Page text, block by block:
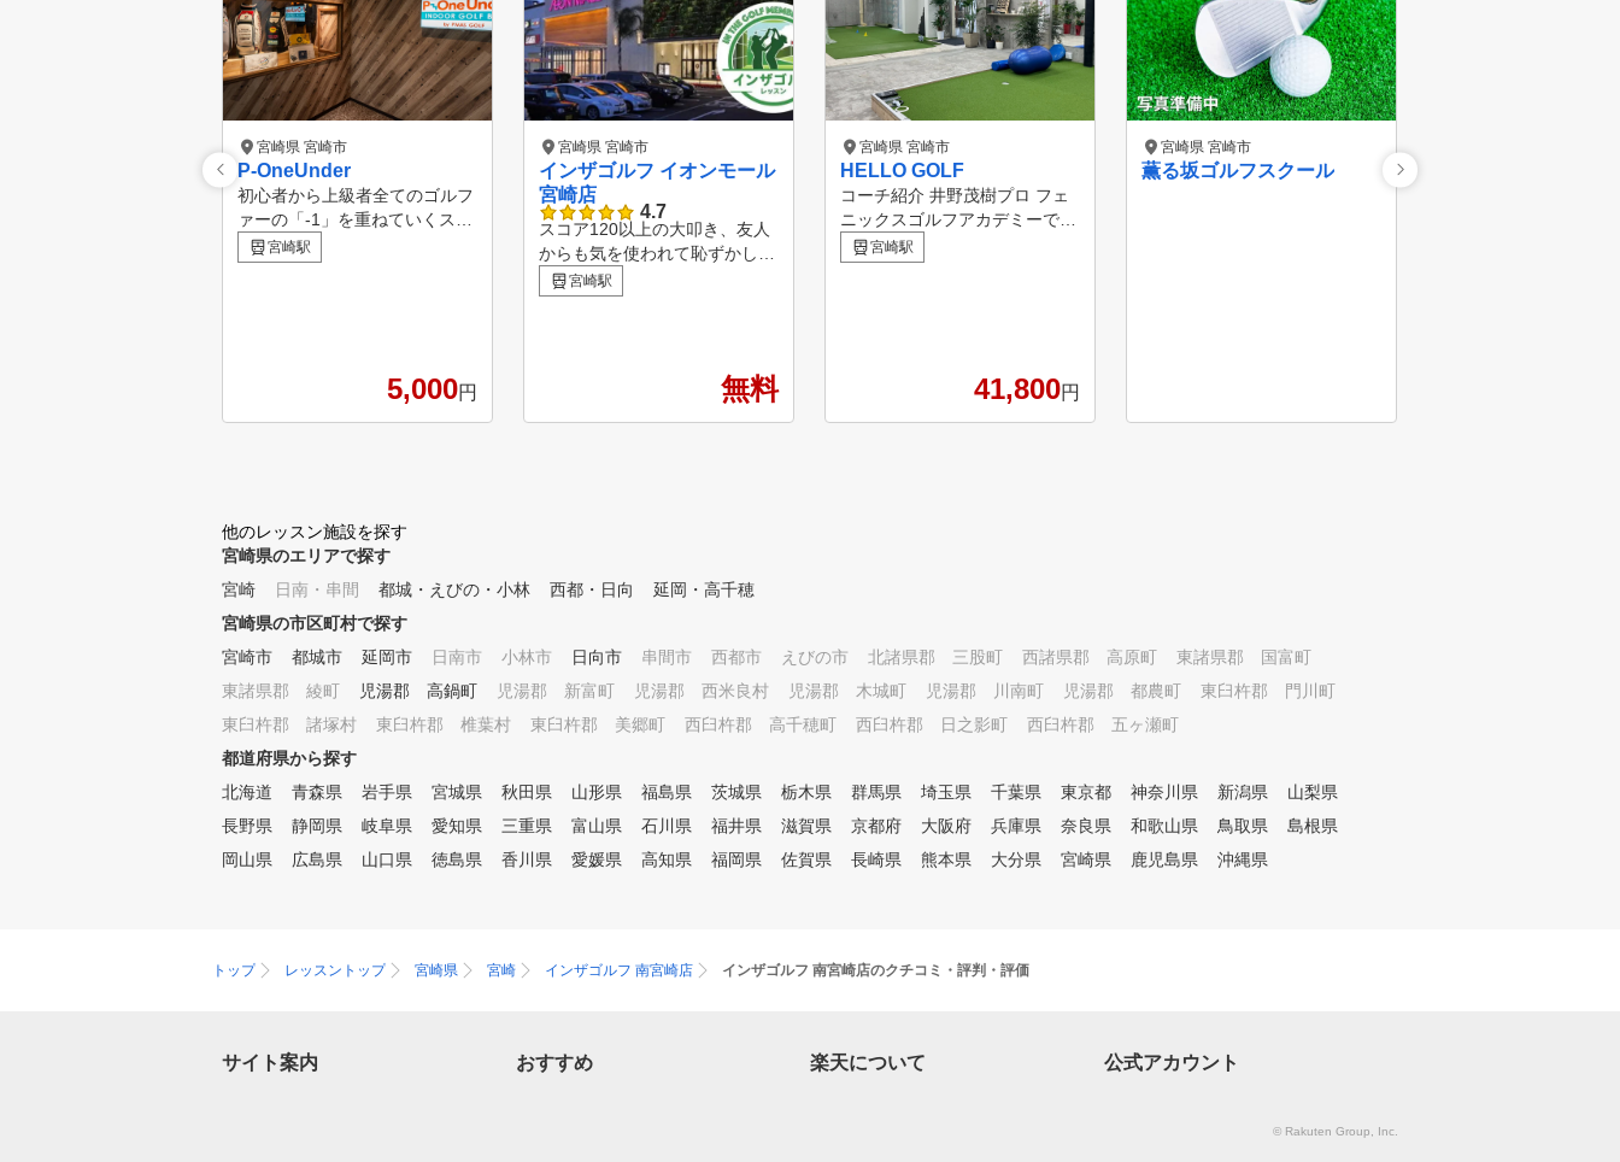
宮崎県 宮崎市
P-OneUnder
初心者から上級者全てのゴルフ
ァーの「-1」を重ねていくスコ
ア UPを目標に、充実した練習
時間を過ごしていただきたいと
ちろん、プロゴルファーからプ
崎を愛しすぎたゴルファーが増
えることを願っております。
◆FEATURE◆ ☆正確な弾道測
定 高性能マシンにより、イン
パクト時のボールの方向やスピ
ン量、飛距離まで正確に全て数
とで、短期間でのスコアアップ
の可能性をアシストします。
☆スイング分析 ご自身のスイ
ングをフォームカメラで自動録
画。スーパースローでの再生も
可。比較機能・描写機能も搭載
ームの自己解析が可能です。正
マの超高精度カメラで、インパ
可能に。スムーズな改善を促し
宮崎駅
5,000円
宮崎県 宮崎市
インザゴルフ イオンモール
宮崎店
4.7
スコア120以上の大叩き、友人
からも気を使われて恥ずかしか
った。 １人で練習してもなか
なか上手くならずに、ゴルフが
ルフは、そんな初心者から中級
者の方のゴルフライフを変える
ために生まれました。 好きな
者・ドラコンプロ・名門コース
ザゴルフ認定コーチがカリキュ
ラムに沿って基礎から教えます
優しくて楽しいレッスンです。
で独学で頑張ってきた方、途中
たい方など、習い放題、学び放
題のインドアゴルフスクール・
っております。
宮崎駅
無料
宮崎県 宮崎市
HELLO GOLF
コーチ紹介 井野茂樹プロ フェ
ニックスゴルフアカデミーで約
１５年間在籍しテクニカルディ
レクターを務め2023年9月に独
にプロゴルファーの排出や世界
イメージと実際の身体の動きと
ー、アフターのスイング動画も
スイング診断ソフトを活用して
崎でゴルフを満喫したい！」
「集中的にレッスンを受けて・
方々に人気。 ※詳細は直接HEL
宮崎駅
41,800円
宮崎県 宮崎市
薫る坂ゴルフスクール
他のレッスン施設を探す
宮崎県のエリアで探す
宮崎
日南・串間 都城・えびの・小林 西都・日向
延岡・高千穂
宮崎県の市区町村で探す
宮崎市
都城市 延岡市 日南市 小林市 日向市 串間市 西都市 えびの市 北諸県郡 三股町 西諸県郡 高原町
東諸県郡 国富町
東諸県郡 綾町
児湯郡 高鍋町 児湯郡 新富町 児湯郡 西米良村 児湯郡 木城町 児湯郡 川南町 児湯郡 都農町
東臼杵郡 門川町
東臼杵郡 諸塚村
東臼杵郡 椎葉村 東臼杵郡 美郷町 西臼杵郡 高千穂町 西臼杵郡 日之影町
西臼杵郡 五ヶ瀬町
都道府県から探す
北海道
青森県 岩手県 宮城県 秋田県 山形県 福島県 茨城県 栃木県 群馬県 埼玉県 千葉県 東京都 神奈川県 新潟県
山梨県
長野県
静岡県 岐阜県 愛知県 三重県 富山県 石川県 福井県 滋賀県 京都府 大阪府 兵庫県 奈良県 和歌山県 鳥取県
島根県
岡山県
広島県 山口県 徳島県 香川県 愛媛県 高知県 福岡県 佐賀県 長崎県 熊本県 大分県 宮崎県 鹿児島県 沖縄県
トップ レッスントップ 宮崎県 宮崎 インザゴルフ 南宮崎店 インザゴルフ 南宮崎店のクチコミ・評判・評価
サイト案内 おすすめ 楽天について 公式アカウント
© Rakuten Group, Inc.